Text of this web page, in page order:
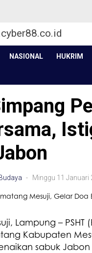
NASIONAL HUKRIM
- Minggu 11 Januari
Lampung – PSHT
Kabupaten
sabuk